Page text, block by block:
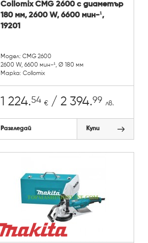
Collomix CMG 2600 с диаметър
180 мм, 2600 W, 6600 мин-¹,
19201
Модел: CMG 2600
2600 W, 6600 мин-¹, Ø 180 мм
Марка: Collomix
1 224.54 €/ 2 394.99 лв.
Разгледай Купи